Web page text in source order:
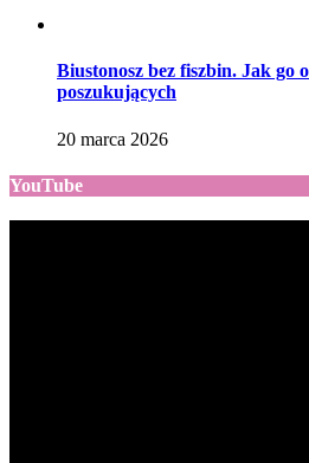
Biustonosz bez fiszbin. Jak go
poszukujących
20 marca 2026
YouTube